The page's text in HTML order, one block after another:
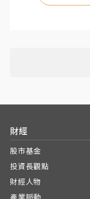
財經
股市基金
投資長觀點
財經人物